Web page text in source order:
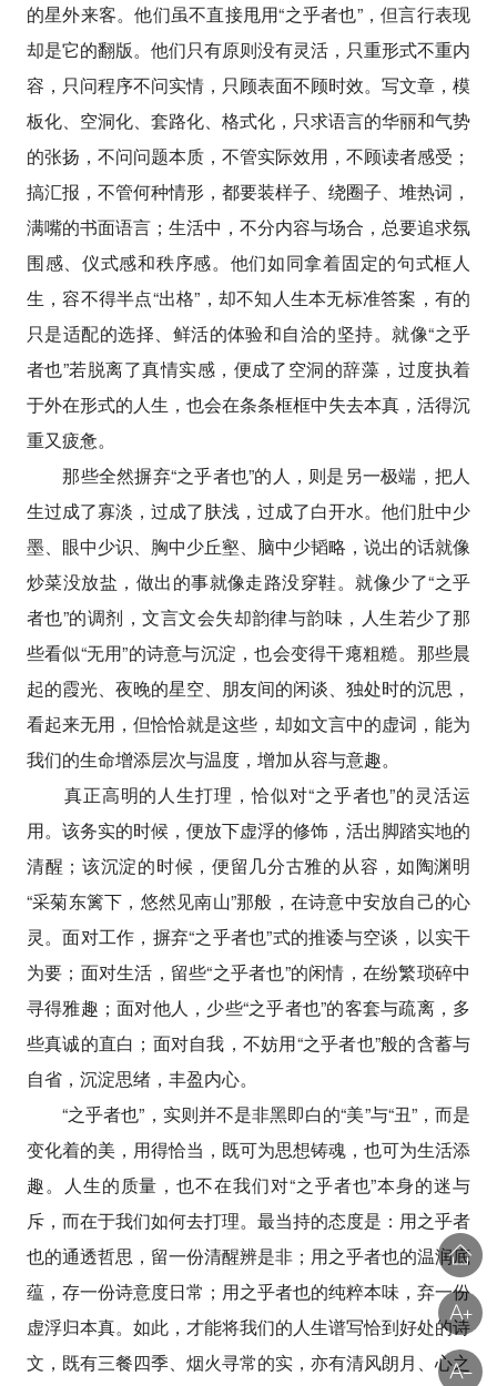
的星外来客。他们虽不直接甩用“之乎者也”，但言行表现
却是它的翻版。他们只有原则没有灵活，只重形式不重内
容，只问程序不问实情，只顾表面不顾时效。写文章，模
板化、空洞化、套路化、格式化，只求语言的华丽和气势
的张扬，不问问题本质，不管实际效用，不顾读者感受；
搞汇报，不管何种情形，都要装样子、绕圈子、堆热词，
满嘴的书面语言；生活中，不分内容与场合，总要追求氛
围感、仪式感和秩序感。他们如同拿着固定的句式框人
生，容不得半点“出格”，却不知人生本无标准答案，有的
只是适配的选择、鲜活的体验和自洽的坚持。就像“之乎
者也”若脱离了真情实感，便成了空洞的辞藻，过度执着
于外在形式的人生，也会在条条框框中失去本真，活得沉
重又疲惫。
那些全然摒弃“之乎者也”的人，则是另一极端，把人
生过成了寡淡，过成了肤浅，过成了白开水。他们肚中少
墨、眼中少识、胸中少丘壑、脑中少韬略，说出的话就像
炒菜没放盐，做出的事就像走路没穿鞋。就像少了“之乎
者也”的调剂，文言文会失却韵律与韵味，人生若少了那
些看似“无用”的诗意与沉淀，也会变得干瘪粗糙。那些晨
起的霞光、夜晚的星空、朋友间的闲谈、独处时的沉思，
看起来无用，但恰恰就是这些，却如文言中的虚词，能为
我们的生命增添层次与温度，增加从容与意趣。
真正高明的人生打理，恰似对“之乎者也”的灵活运
用。该务实的时候，便放下虚浮的修饰，活出脚踏实地的
清醒；该沉淀的时候，便留几分古雅的从容，如陶渊明
“采菊东篱下，悠然见南山”那般，在诗意中安放自己的心
灵。面对工作，摒弃“之乎者也”式的推诿与空谈，以实干
为要；面对生活，留些“之乎者也”的闲情，在纷繁琐碎中
寻得雅趣；面对他人，少些“之乎者也”的客套与疏离，多
些真诚的直白；面对自我，不妨用“之乎者也”般的含蓄与
自省，沉淀思绪，丰盈内心。
“之乎者也”，实则并不是非黑即白的“美”与“丑”，而是
变化着的美，用得恰当，既可为思想铸魂，也可为生活添
趣。人生的质量，也不在我们对“之乎者也”本身的迷与
斥，而在于我们如何去打理。最当持的态度是：用之乎者
也的通透哲思，留一份清醒辨是非；用之乎者也的温润底
蕴，存一份诗意度日常；用之乎者也的纯粹本味，弃一份
虚浮归本真。如此，才能将我们的人生谱写恰到好处的诗
文，既有三餐四季、烟火寻常的实，亦有清风朗月、心之